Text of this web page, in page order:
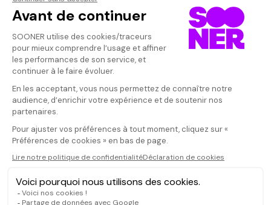
Vos avis
Donnez votre avis
Votre note
Votre commentaire
Il faut vous connecter pour
publier un avis
CONNEXION